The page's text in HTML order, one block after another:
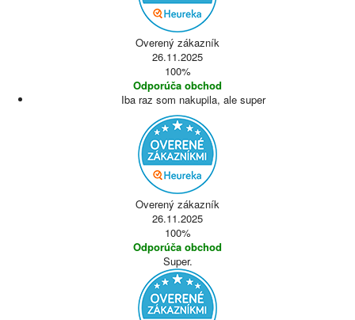
Overený zákazník
26.11.2025
100%
Odporúča obchod
Iba raz som nakupila, ale super
Overený zákazník
26.11.2025
100%
Odporúča obchod
Super.